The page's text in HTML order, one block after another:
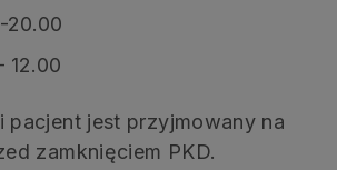
20.00
12.00
pacjent jest przyjmowany na
zamknięciem PKD.